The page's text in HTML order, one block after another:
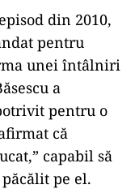
din 2010,
pentru
unei întâlniri
a
pentru o
că
capabil să
pe el.